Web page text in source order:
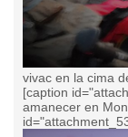
vivac en la cima
[caption
amanecer en